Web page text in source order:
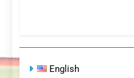
English